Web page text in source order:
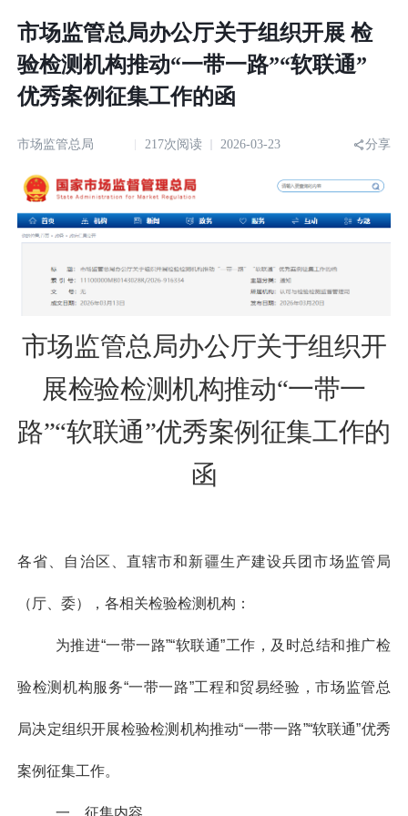
市场监管总局办公厅关于组织开展 检
验检测机构推动“一带一路”“软联通”
优秀案例征集工作的函
市场监管总局 217次阅读 2026-03-23 分享
市场监管总局办公厅关于组织开
展检验检测机构推动“一带一
路”“软联通”优秀案例征集工作的
函
各省、自治区、直辖市和新疆生产建设兵团市场监管局
（厅、委），各相关检验检测机构：
为推进“一带一路”“软联通”工作，及时总结和推广检
验检测机构服务“一带一路”工程和贸易经验，市场监管总
局决定组织开展检验检测机构推动“一带一路”“软联通”优秀
案例征集工作。
一、征集内容